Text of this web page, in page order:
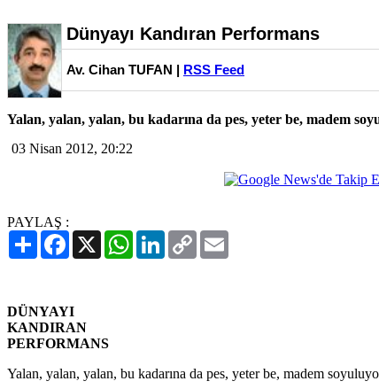
Dünyayı Kandıran Performans
Av. Cihan TUFAN | RSS Feed
Yalan, yalan, yalan, bu kadarına da pes, yeter be, madem
03 Nisan 2012, 20:22
PAYLAŞ :
PaylaşFacebook
X WhatsAppLinkedIn
Copy
Link
DÜNYAYI
KANDIRAN
PERFORMANS
Yalan, yalan, yalan, bu kadarına da pes, yeter be, madem